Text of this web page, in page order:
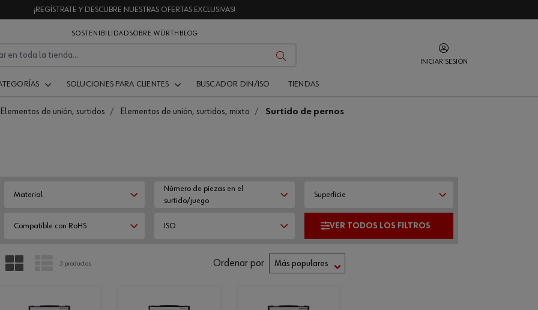
¡REGÍSTRATE Y DESCUBRE NUESTRAS OFERTAS EXCLUSIVAS!
SOSTENIBILIDADSOBRE WÜRTH BLOG
INICIAR SESIÓN
SOLUCIONES PARA CLIENTES BUSCADOR DIN/ISO TIENDAS
Elementos de unión, surtidos Elementos de unión, surtidos, mixto Surtido de pernos
Material
Número de piezas en el
surtido/juego
Superficie
Compatible con RoHS ISO
PARRILLA LISTA
3 productos Ordenar por